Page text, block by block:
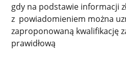
gdy na podstawie informacji
z powiadomieniem można
zaproponowaną kwalifikację
prawidłową